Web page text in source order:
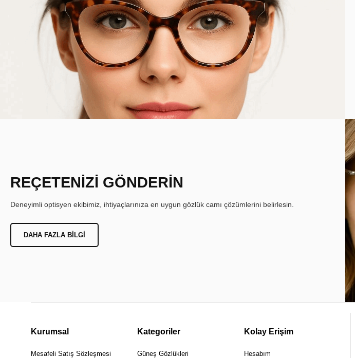
REÇETENİZİ GÖNDERİN
Deneyimli optisyen ekibimiz, ihtiyaçlarınıza en uygun gözlük camı çözümlerini belirlesin.
DAHA FAZLA BILGI
Kurumsal
Mesafeli Satış Sözleşmesi
Kategoriler
Güneş Gözlükleri
Kolay Erişim
Hesabım